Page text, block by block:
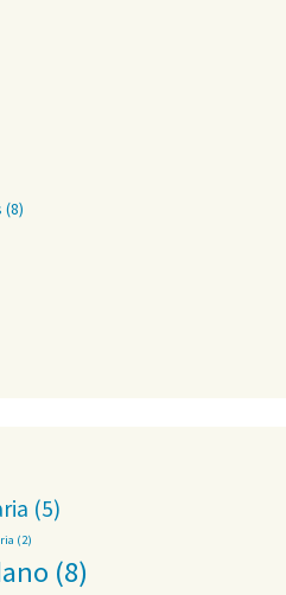
(8)
(5)
(2)
(8)